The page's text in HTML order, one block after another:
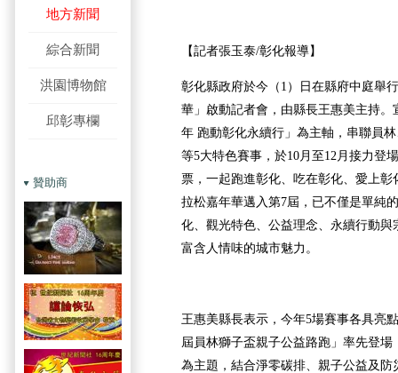
地方新聞
綜合新聞
洪園博物館
邱彰專欄
贊助商
【記者張玉泰/彰化報導】
彰化縣政府於今（1）日在縣府中庭舉
華」啟動記者會，由縣長王惠美主持
年 跑動彰化永續行」為主軸，串聯員
等5大特色賽事，於10月至12月接力登
票，一起跑進彰化、吃在彰化、愛上
拉松嘉年華邁入第7屆，已不僅是單純
化、觀光特色、公益理念、永續行動
富含人情味的城市魅力。
王惠美縣長表示，今年5場賽事各具亮
屆員林獅子盃親子公益路跑」率先登場
為主題，結合淨零碳排、親子公益及